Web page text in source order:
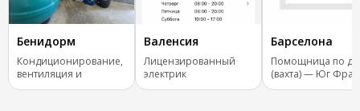
Бенидорм
Кондиционирование,
вентиляция и
отопление.
Валенсия
Лицензированный
электрик
Барселона
Помощница по
(вахта) — Юг